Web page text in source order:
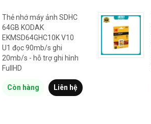
Thẻ nhớ máy ảnh SDHC
64GB KODAK
EKMSD64GHC10K V10
U1 đọc 90mb/s ghi
20mb/s - hỗ trợ ghi hình
FullHD
Còn hàng Liên hệ